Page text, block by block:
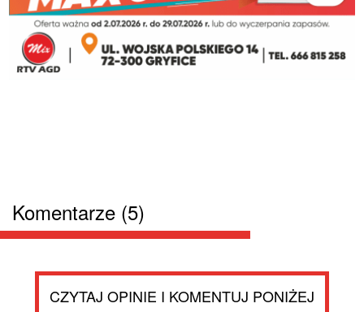
Komentarze (5)
CZYTAJ OPINIE I KOMENTUJ PONIŻEJ